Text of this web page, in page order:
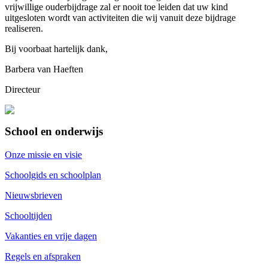
vrijwillige ouderbijdrage zal er nooit toe leiden dat uw kind
uitgesloten wordt van activiteiten die wij vanuit deze bijdrage
realiseren.
Bij voorbaat hartelijk dank,
Barbera van Haeften
Directeur
School en onderwijs
Onze missie en visie
Schoolgids en schoolplan
Nieuwsbrieven
Schooltijden
Vakanties en vrije dagen
Regels en afspraken